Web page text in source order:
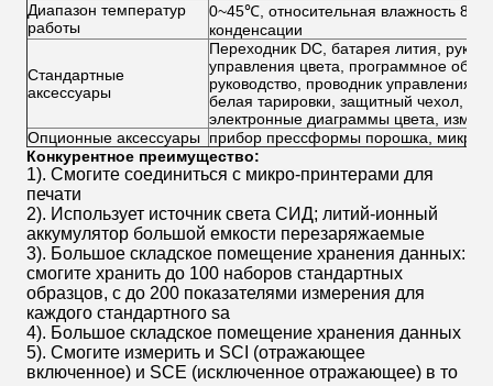
Диапазон температур
работы
0~45℃, относительная влажность
конденсации
Стандартные
аксессуары
Переходник DC, батарея лития,
управления цвета, программное
руководство, проводник управления
белая тарировки, защитный чехол,
электронные диаграммы цвета,
Опционные аксессуары
прибор прессформы порошка, микро-
Конкурентное преимущество:
1). Смогите соединиться с микро-принтерами для
печати
2). Использует источник света СИД; литий-ионный
аккумулятор большой емкости перезаряжаемые
3). Большое складское помещение хранения данных:
смогите хранить до 100 наборов стандартных
образцов, с до 200 показателями измерения для
каждого стандартного sa
4). Большое складское помещение хранения данных
5). Смогите измерить и SCI (отражающее
включенное) и SCE (исключенное отражающее) в то